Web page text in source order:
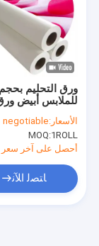
أشرطة فيديو
حول بنا
ضبط الجودة
طلب اقتباس
مواد الطباعة
مواد الطباعة
للملابس أبيض
للطباعة التحليمي
الأسعار:negotiable
MOQ:1ROLL
أحصل على آخر سعر
ﺎﺘﺼﻟ ﺍﻶﻧ